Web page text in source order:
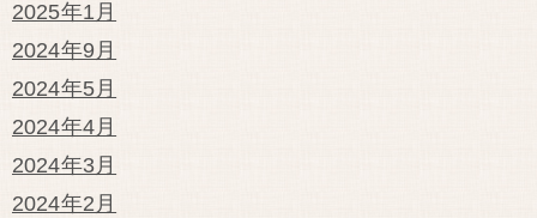
2025年1月
2024年9月
2024年5月
2024年4月
2024年3月
2024年2月